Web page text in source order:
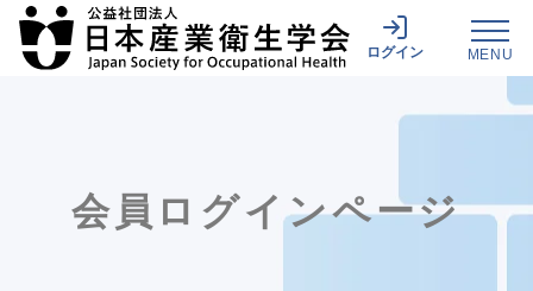
ログイン MENU
会員ログインページ